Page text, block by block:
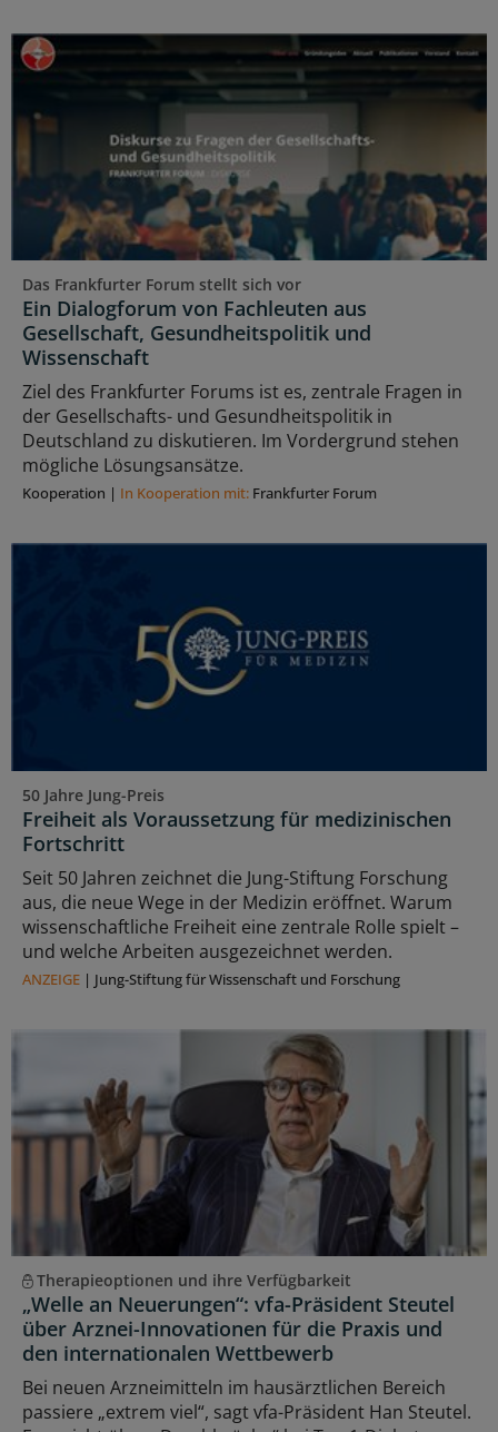
Das Frankfurter Forum stellt sich vor
Ein Dialogforum von Fachleuten aus
Gesellschaft, Gesundheitspolitik und
Wissenschaft
Ziel des Frankfurter Forums ist es, zentrale Fragen in
der Gesellschafts- und Gesundheitspolitik in
Deutschland zu diskutieren. Im Vordergrund stehen
mögliche Lösungsansätze.
Kooperation | In Kooperation mit: Frankfurter Forum
50 Jahre Jung-Preis
Freiheit als Voraussetzung für medizinischen
Fortschritt
Seit 50 Jahren zeichnet die Jung-Stiftung Forschung
aus, die neue Wege in der Medizin eröffnet. Warum
wissenschaftliche Freiheit eine zentrale Rolle spielt –
und welche Arbeiten ausgezeichnet werden.
ANZEIGE | Jung-Stiftung für Wissenschaft und Forschung
Therapieoptionen und ihre Verfügbarkeit
„Welle an Neuerungen“: vfa-Präsident Steutel
über Arznei-Innovationen für die Praxis und
den internationalen Wettbewerb
Bei neuen Arzneimitteln im hausärztlichen Bereich
passiere „extrem viel“, sagt vfa-Präsident Han Steutel.